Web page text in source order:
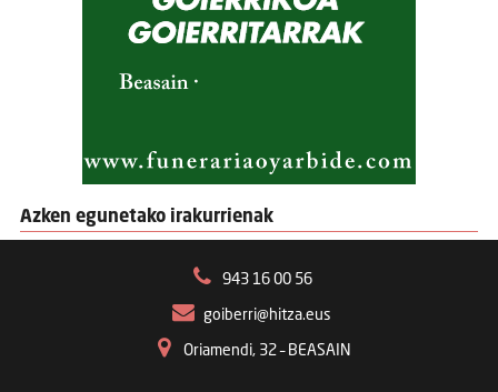
Azken egunetako irakurrienak
943 16 00 56
goiberri@hitza.eus
Oriamendi, 32 – BEASAIN